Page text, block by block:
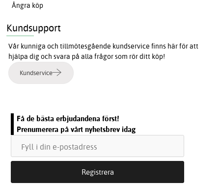
Ångra köp
Kundsupport
Vår kunniga och tillmötesgående kundservice finns här för att
hjälpa dig och svara på alla frågor som rör ditt köp!
Kundservice
Få de bästa erbjudandena först!
Prenumerera på vårt nyhetsbrev idag